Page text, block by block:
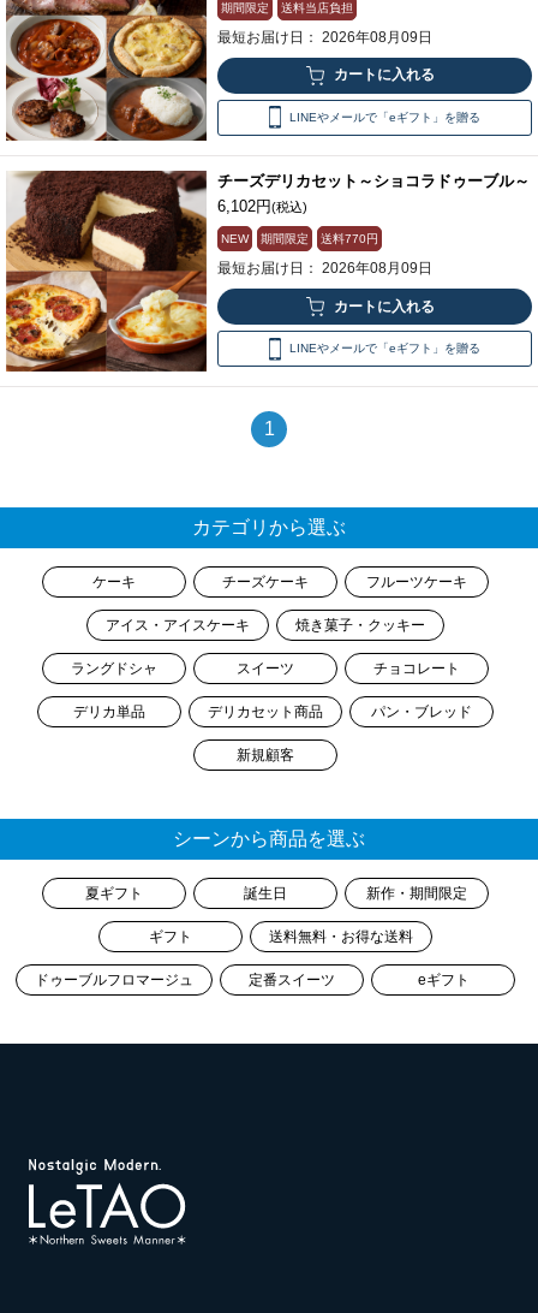
期間限定 送料当店負担
最短お届け日： 2026年08月09日
LINEやメールで「eギフト」を贈る
チーズデリカセット～ショコラドゥーブル～
6,102円(税込)
NEW 期間限定 送料770円
最短お届け日： 2026年08月09日
LINEやメールで「eギフト」を贈る
1
カテゴリから選ぶ
ケーキ チーズケーキ フルーツケーキ
アイス・アイスケーキ 焼き菓子・クッキー
ラングドシャ スイーツ チョコレート
デリカ単品 デリカセット商品 パン・ブレッド
新規顧客
シーンから商品を選ぶ
夏ギフト 誕生日 新作・期間限定
ギフト 送料無料・お得な送料
ドゥーブルフロマージュ 定番スイーツ eギフト